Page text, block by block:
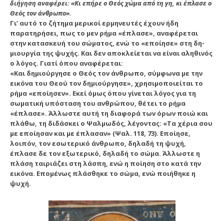
διήγηση αναφέρει: «Κι επήρε ο Θεός χώμα από τη γη, κι έπλασε ο
Θεός τον άνθρωπο».
Γι’ αυτό το ζήτημα μερικοί ερμηνευτές έχουν ήδη
παρατηρήσει, πως το μεν ρήμα «έπλασε», αναφέρεται
στην κατασκευή του σώματος, ενώ το «εποίησε» στη δη­
μιουργία της ψυχής. Και δεν αποκλείεται να είναι αληθι­νός
ο λόγος. Γιατί όπου αναφέρεται:
«Και δημιούργησε ο Θεός τον άνθρωπο, σύμφωνα με την
εικόνα του Θεού τον δημιούργησε», χρησιμοποιείται το
ρήμα «εποίησεν». Ε­κεί όμως όπου γίνεται λόγος για τη
σωματική υπόσταση του ανθρώπου, θέτει το ρήμα
«έπλασε». Άλλωστε αυτή τη διαφορά των όρων ποιώ και
πλάθω, τη διδάσκει ο Ψαλμωδός, λέγοντας: «Τα χέρια σου
με εποίησαν και με έπλασαν» (Ψαλ. 118, 73). Εποίησε,
λοιπόν, τον εσωτερικό άνθρωπο, δηλαδή τη ψυχή,
έπλασε δε τον εξωτερικό, δηλαδή το σώμα. Άλλωστε η
πλάση ταιριάζει στη λά­σπη, ενώ η ποίηση στο κατά την
εικόνα. Επομένως πλάσθηκε το σώμα, ενώ ποιήθηκε η
ψυχή.